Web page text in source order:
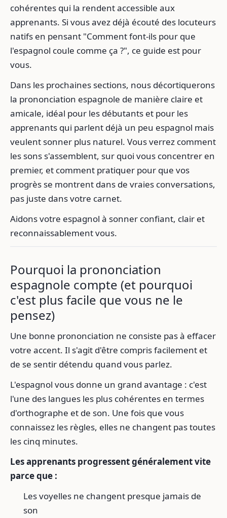
cohérentes qui la rendent accessible aux
apprenants. Si vous avez déjà écouté des locuteurs
natifs en pensant "Comment font-ils pour que
l'espagnol coule comme ça ?", ce guide est pour
vous.
Dans les prochaines sections, nous décortiquerons
la prononciation espagnole de manière claire et
amicale, idéal pour les débutants et pour les
apprenants qui parlent déjà un peu espagnol mais
veulent sonner plus naturel. Vous verrez comment
les sons s'assemblent, sur quoi vous concentrer en
premier, et comment pratiquer pour que vos
progrès se montrent dans de vraies conversations,
pas juste dans votre carnet.
Aidons votre espagnol à sonner confiant, clair et
reconnaissablement vous.
Pourquoi la prononciation
espagnole compte (et pourquoi
c'est plus facile que vous ne le
pensez)
Une bonne prononciation ne consiste pas à effacer
votre accent. Il s'agit d'être compris facilement et
de se sentir détendu quand vous parlez.
L'espagnol vous donne un grand avantage : c'est
l'une des langues les plus cohérentes en termes
d'orthographe et de son. Une fois que vous
connaissez les règles, elles ne changent pas toutes
les cinq minutes.
Les apprenants progressent généralement vite
parce que :
Les voyelles ne changent presque jamais de
son